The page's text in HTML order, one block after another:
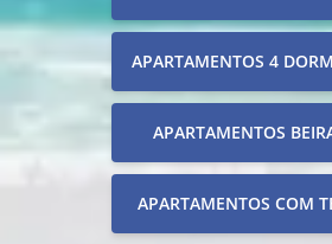
APARTAMENTOS 4
APARTAMENTOS
APARTAMENTOS COM